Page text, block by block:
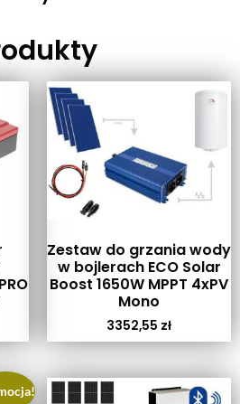
Zestaw do grzania wody
w bojlerach ECO Solar
Boost 1650W MPPT 4xPV
Mono
3352,55 zł